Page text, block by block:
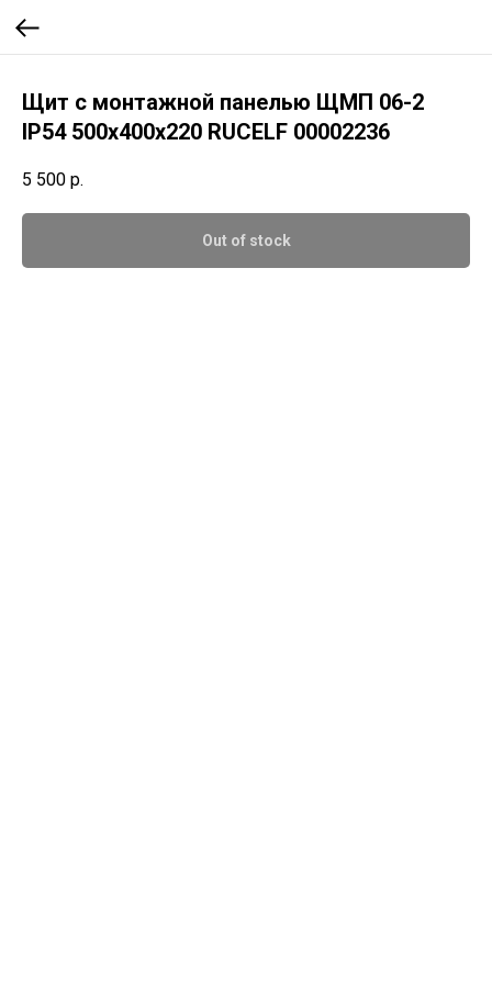
Щит с монтажной панелью ЩМП 06-2
IP54 500х400х220 RUCELF 00002236
5 500 р.
Out of stock